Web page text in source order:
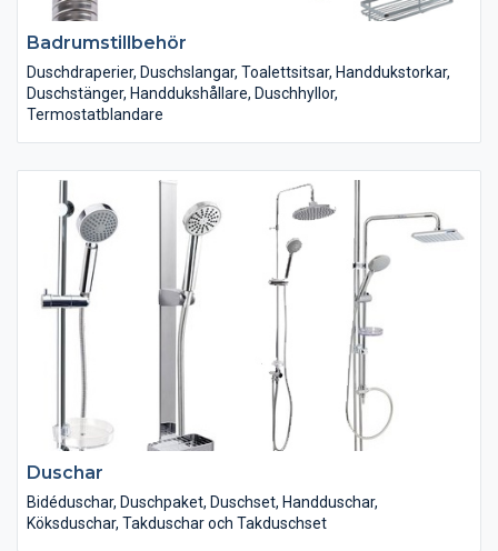
Badrumstillbehör
Duschdraperier, Duschslangar, Toalettsitsar, Handdukstorkar,
Duschstänger, Handdukshållare, Duschhyllor,
Termostatblandare
Duschar
Bidéduschar, Duschpaket, Duschset, Handduschar,
Köksduschar, Takduschar och Takduschset